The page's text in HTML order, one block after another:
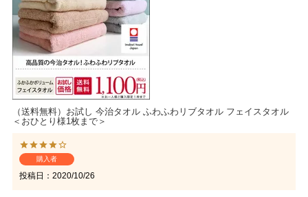
（送料無料）お試し 今治タオル ふわふわリブタオル フェイスタオル
＜おひとり様1枚まで＞
購入者
投稿日 2020/10/26